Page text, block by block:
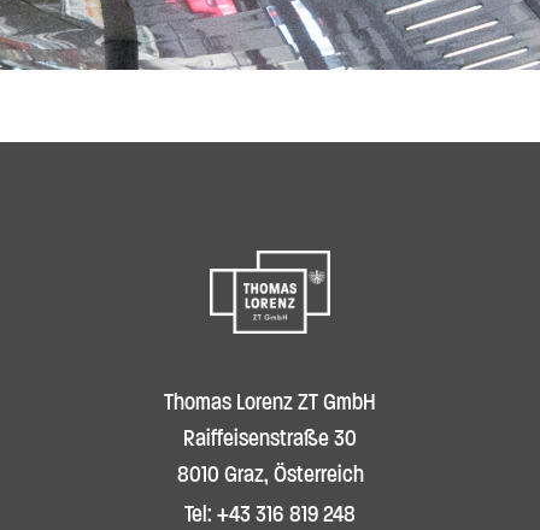
Thomas Lorenz ZT GmbH
Raiffeisenstraße 30
8010 Graz, Österreich
Tel: +43 316 819 248